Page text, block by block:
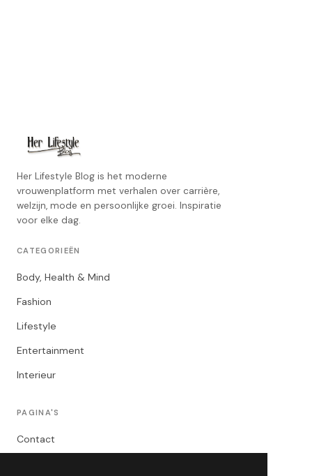
Her Lifestyle Blog is het moderne
vrouwenplatform met verhalen over carrière,
welzijn, mode en persoonlijke groei. Inspiratie
voor elke dag.
CATEGORIEËN
Body, Health & Mind
Fashion
Lifestyle
Entertainment
Interieur
PAGINA'S
Contact